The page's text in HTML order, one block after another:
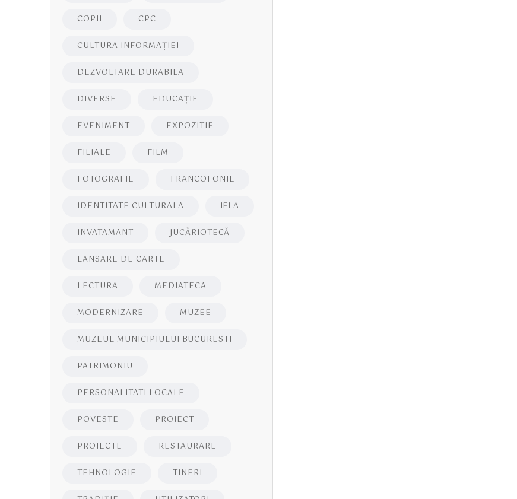
COPII CPC
CULTURA INFORMAŢIEI
DEZVOLTARE DURABILA
DIVERSE EDUCAŢIE
EVENIMENT EXPOZITIE
FILIALE FILM
FOTOGRAFIE FRANCOFONIE
IDENTITATE CULTURALA IFLA
INVATAMANT JUCĂRIOTECĂ
LANSARE DE CARTE
LECTURA MEDIATECA
MODERNIZARE MUZEE
MUZEUL MUNICIPIULUI BUCURESTI
PATRIMONIU
PERSONALITATI LOCALE
POVESTE PROIECT
PROIECTE RESTAURARE
TEHNOLOGIE TINERI